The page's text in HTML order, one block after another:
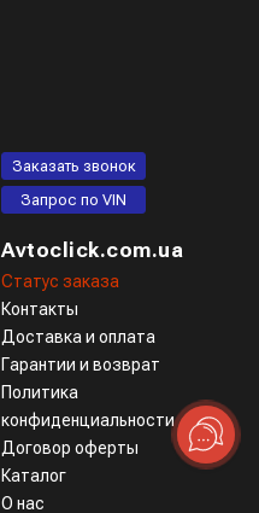
Заказать звонок
Запрос по VIN
Avtoclick.com.ua
Статус заказа
Контакты
Доставка и оплата
Гарантии и возврат
Политика
конфиденциальности
Договор оферты
Каталог
О нас